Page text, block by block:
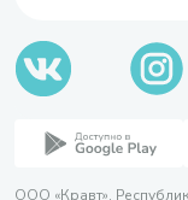
ООО «Кравт».